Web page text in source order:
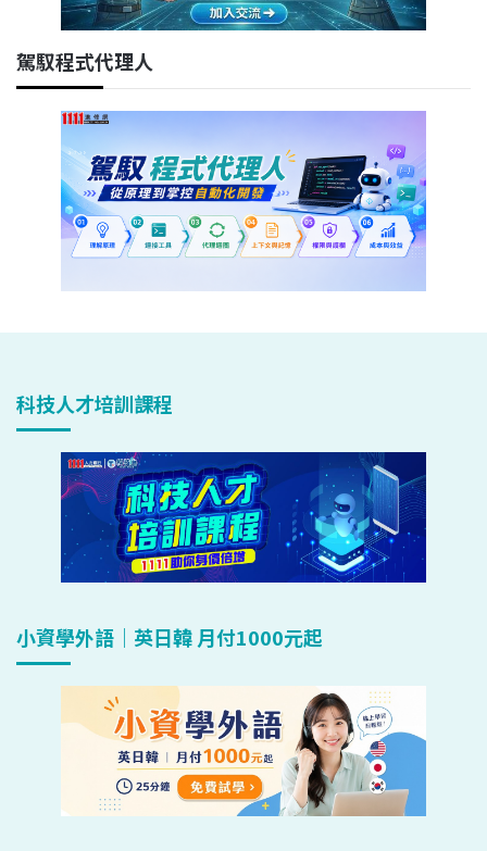
駕馭程式代理人
科技人才培訓課程
小資學外語｜英日韓 月付1000元起